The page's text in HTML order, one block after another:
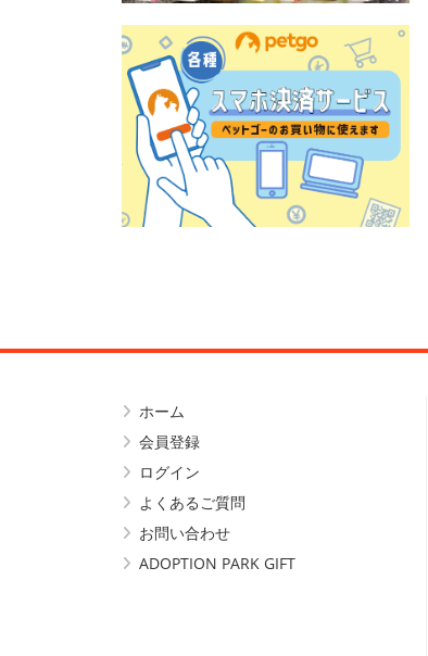
ホーム
会員登録
ログイン
よくあるご質問
お問い合わせ
ADOPTION PARK GIFT